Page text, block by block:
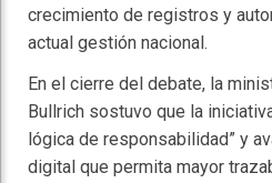
crecimiento de registros y
actual gestión nacional.
En el cierre del debate, la
Bullrich sostuvo que la
lógica de responsabilidad” y
digital que permita mayor